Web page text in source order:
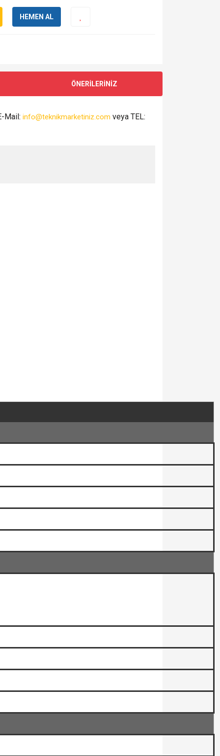
HEMEN AL
ÖNERİLERİNİZ
Mail: info@teknikmarketiniz.com veya TEL: